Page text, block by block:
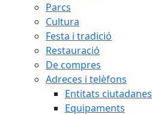
Parcs
Cultura
Festa i tradició
Restauració
De compres
Adreces i telèfons
Entitats ciutadanes
Equipaments